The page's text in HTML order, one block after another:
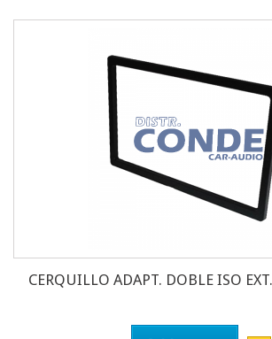
CERQUILLO ADAPT. DOBLE ISO